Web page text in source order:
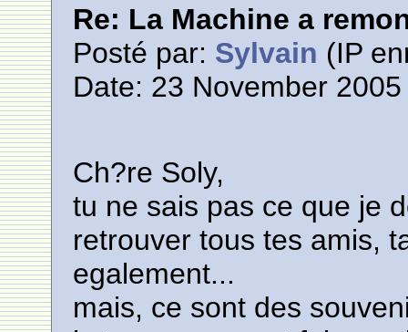
Re: La Machine a
Posté par: Sylvain (IP
Date: 23 November
Ch?re Soly,
tu ne sais pas ce que je
retrouver tous tes amis,
egalement...
mais, ce sont des